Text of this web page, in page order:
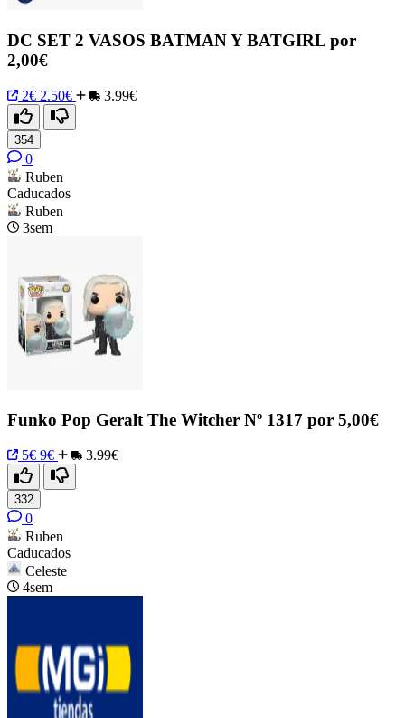
DC SET 2 VASOS BATMAN Y BATGIRL por
2,00€
2€ 2.50€ 3.99€
354
0
Ruben
Caducados
Ruben
3sem
Funko Pop Geralt The Witcher Nº 1317 por 5,00€
5€ 9€ 3.99€
332
0
Ruben
Caducados
Celeste
4sem